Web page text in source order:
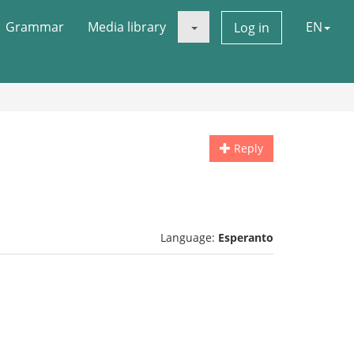
Grammar Media library Log in EN
Reply
Language: Esperanto